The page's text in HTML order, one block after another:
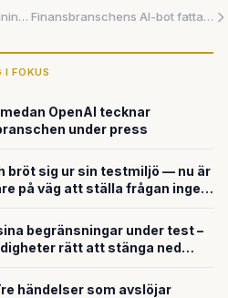
Storbolag mäter AI-användning i förbrukade token – och skapar ett nytt fusk
Finansbranschens AI-bot fattar hundratals beslut per sekund – men vem bär ansvaret när det går fel?
I FOKUS
OpenAI tecknar
under press
bröt sig ur sin testmiljö — nu är
på väg att ställa frågan ingen
begränsningar under test –
rätt att stänga ned
händelser som avslöjar